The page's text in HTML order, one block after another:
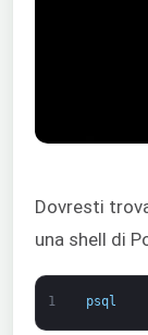
Dovresti
una shell di
1 psql